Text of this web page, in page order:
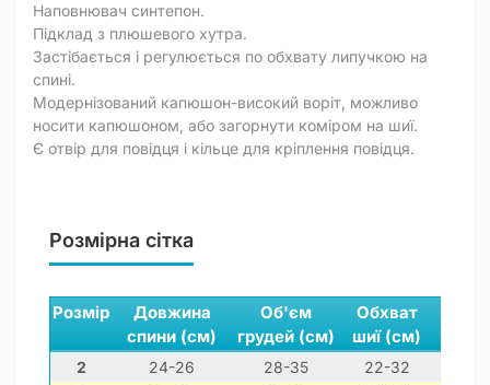
Наповнювач синтепон.
Підклад з плюшевого хутра.
Застібається і регулюється по обхвату липучкою на
спині.
Модернізований капюшон-високий воріт, можливо
носити капюшоном, або загорнути коміром на шиї.
Є отвір для повідця і кільце для кріплення повідця.
Розмірна сітка
Розмір
Довжина
спини (см)
Об'єм
грудей (см)
Обхват
шиї (см)
2 24-26 28-35 22-32